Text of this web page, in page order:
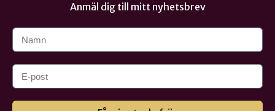
Anmäl dig till mitt nyhetsbrev